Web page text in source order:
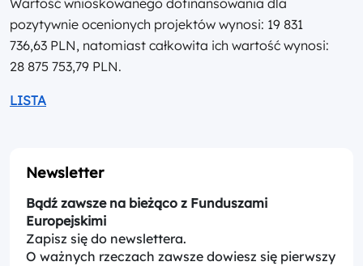
Wartość wnioskowanego dofinansowania dla
pozytywnie ocenionych projektów wynosi: 19 831
736,63 PLN, natomiast całkowita ich wartość wynosi:
28 875 753,79 PLN.
LISTA
Newsletter
Bądź zawsze na bieżąco z Funduszami
Europejskimi
Zapisz się do newslettera.
O ważnych rzeczach zawsze dowiesz się pierwszy